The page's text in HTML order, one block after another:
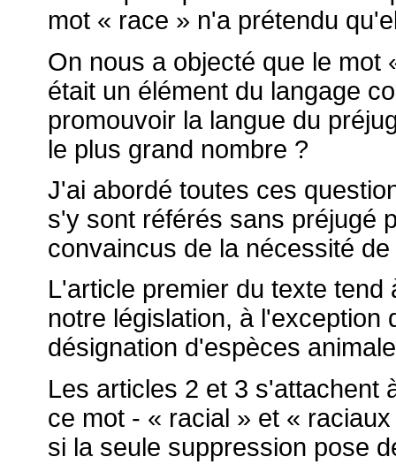
mot « race » n'a prétendu
On nous a objecté que le mot
était un élément du langage
promouvoir la langue du
le plus grand nombre ?
J'ai abordé toutes ces
s'y sont référés sans préjugé
convaincus de la nécessité
L'article premier du texte
notre législation, à l'exception
désignation d'espèces
Les articles 2 et 3 s'attachent
ce mot - « racial » et «
si la seule suppression pose